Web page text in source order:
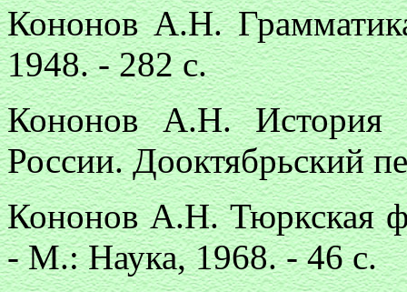
Кононов А.Н.
1948. - 282 с.
Кононов А.Н. История
России. Дооктябрьский
Кононов А.Н. Тюркская
- М.: Наука, 1968. - 46 с.